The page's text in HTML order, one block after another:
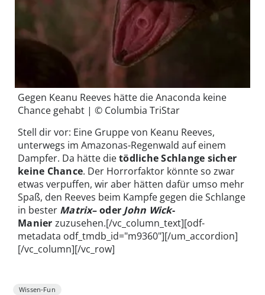
Gegen Keanu Reeves hätte die Anaconda keine
Chance gehabt | © Columbia TriStar
Stell dir vor: Eine Gruppe von Keanu Reeves,
unterwegs im Amazonas-Regenwald auf einem
Dampfer. Da hätte dietödliche Schlange sicher
keine Chance. Der Horrorfaktor könnte so zwar
etwas verpuffen, wir aber hätten dafür umso mehr
Spaß, den Reeves beim Kampfe gegen die Schlange
in bester Matrix– oder John Wick-
Manier zuzusehen.[/vc_column_text][odf-
metadata odf_tmdb_id="m9360"][/um_accordion]
[/vc_column][/vc_row]
Wissen-Fun